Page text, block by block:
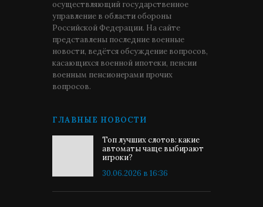
осуществляющий государственное
управление в области обороны
Российской Федерации. На сайте
представлены последние военные
новости, ведётся обсуждение вопросов,
касающихся военной ипотеки, пенсии
военным пенсионерами прочих
вопросов.
ГЛАВНЫЕ НОВОСТИ
Топ лучших слотов: какие
автоматы чаще выбирают
игроки?
30.06.2026 в 16:36